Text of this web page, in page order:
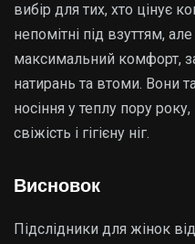
вибір для тих, хто цінує
непомітні під взуттям,
максимальний комфорт,
натирань та втоми. Вони
носіння у теплу пору
свіжість і гігієну ніг.
Висновок
Підслідники для жінок